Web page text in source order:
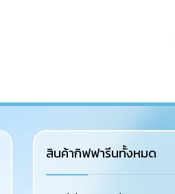
สินค้ากิฟฟารีนทั้งหมด